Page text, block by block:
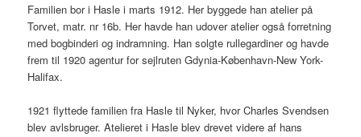
Familien bor i Hasle i marts 1912. Her byggede han atelier på
Torvet, matr. nr 16b. Her havde han udover atelier også forretning
med bogbinderi og indramning. Han solgte rullegardiner og havde
frem til 1920 agentur for sejlruten Gdynia-København-New York-
Halifax.
1921 flyttede familien fra Hasle til Nyker, hvor Charles Svendsen
blev avlsbruger. Atelieret i Hasle blev drevet videre af hans